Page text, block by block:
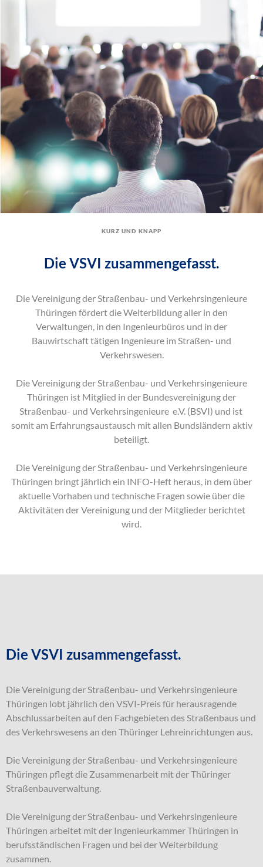
kurz und knapp
Die VSVI zusammengefasst.
Die Vereinigung der Straßenbau- und Verkehrsingenieure
Thüringen fördert die Weiterbildung aller in den
Verwaltungen, in den Ingenieurbüros und in der
Bauwirtschaft tätigen Ingenieure im Straßen- und
Verkehrswesen.
Die Vereinigung der Straßenbau- und Verkehrsingenieure
Thüringen ist Mitglied in der Bundesvereinigung der
Straßenbau- und Verkehrsingenieure e.V. (BSVI) und ist
somit am Erfahrungsaustausch mit allen Bundsländern aktiv
beteiligt.
Die Vereinigung der Straßenbau- und Verkehrsingenieure
Thüringen bringt jährlich ein INFO-Heft heraus, in dem über
aktuelle Vorhaben und technische Fragen sowie über die
Aktivitäten der Vereinigung und der Mitglieder berichtet
wird.
Die VSVI zusammengefasst.
Die Vereinigung der Straßenbau- und Verkehrsingenieure
Thüringen lobt jährlich den VSVI-Preis für herausragende
Abschlussarbeiten auf den Fachgebieten des Straßenbaus und
des Verkehrswesens an den Thüringer Lehreinrichtungen aus.
Die Vereinigung der Straßenbau- und Verkehrsingenieure
Thüringen pflegt die Zusammenarbeit mit der Thüringer
Straßenbauverwaltung.
Die Vereinigung der Straßenbau- und Verkehrsingenieure
Thüringen arbeitet mit der Ingenieurkammer Thüringen in
berufsständischen Fragen und bei der Weiterbildung
zusammen.